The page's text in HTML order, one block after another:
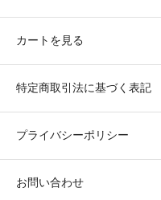
カートを見る
特定商取引法に基づく表記
プライバシーポリシー
お問い合わせ